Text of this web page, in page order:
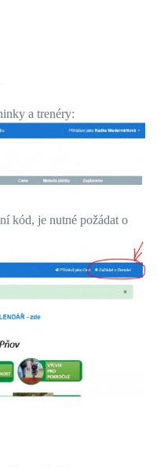
a trenéry:
kód, je nutné požádat o